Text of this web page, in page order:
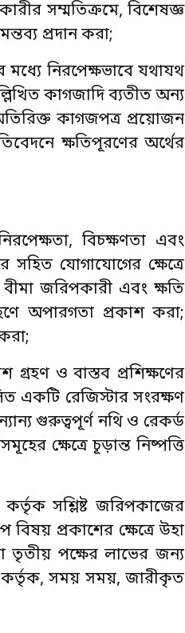
সম্মতিক্রমে, বিশেষজ্ঞ
প্রদান করা;
মধ্যে নিরপেক্ষভাবে যথাযথ
কাগজাদি ব্যতীত অন্য
কাগজপত্র প্রয়োজন
ক্ষতিপূরণের অর্থের
বিচক্ষণতা এবং
সহিত যোগাযোগের ক্ষেত্রে
জরিপকারী এবং ক্ষতি
অপারগতা প্রকাশ করা;
গ্রহণ ও বাস্তব প্রশিক্ষণের
একটি রেজিস্টার সংরক্ষণ
গুরুত্বপূর্ণ নথি ও রেকর্ড
ক্ষেত্রে চূড়ান্ত নিষ্পত্তি
কর্তৃক সশ্লিষ্ট জরিপকাজের
বিষয় প্রকাশের ক্ষেত্রে উহা
তৃতীয় পক্ষের লাভের জন্য
কর্তৃক, সময় সময়, জারীকৃত